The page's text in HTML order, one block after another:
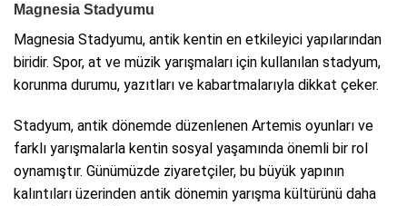
Magnesia Stadyumu
Magnesia Stadyumu, antik kentin en etkileyici yapılarından
biridir. Spor, at ve müzik yarışmaları için kullanılan stadyum,
korunma durumu, yazıtları ve kabartmalarıyla dikkat çeker.
Stadyum, antik dönemde düzenlenen Artemis oyunları ve
farklı yarışmalarla kentin sosyal yaşamında önemli bir rol
oynamıştır. Günümüzde ziyaretçiler, bu büyük yapının
kalıntıları üzerinden antik dönemin yarışma kültürünü daha